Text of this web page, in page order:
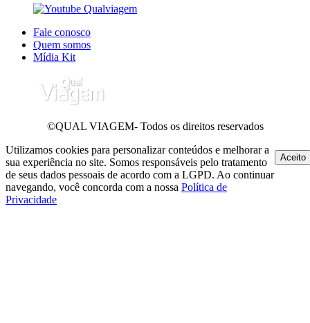
Fale conosco
Quem somos
Mídia Kit
©QUAL VIAGEM- Todos os direitos reservados
Utilizamos cookies para personalizar conteúdos e melhorar a
sua experiência no site. Somos responsáveis pelo tratamento
de seus dados pessoais de acordo com a LGPD. Ao continuar
navegando, você concorda com a nossa Política de
Privacidade
Aceito